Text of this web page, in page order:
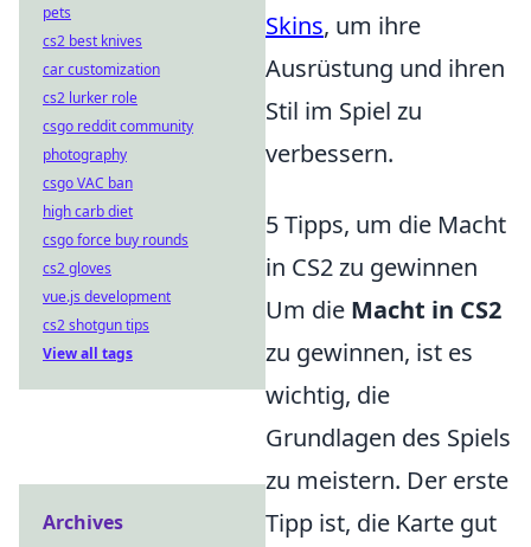
Skins, um ihre
Ausrüstung und ihren
Stil im Spiel zu
verbessern.
5 Tipps, um die Macht
in CS2 zu gewinnen
Um die Macht in CS2
zu gewinnen, ist es
wichtig, die
Grundlagen des Spiels
zu meistern. Der erste
Tipp ist, die Karte gut
pets
cs2 best knives
car customization
cs2 lurker role
csgo reddit community
photography
csgo VAC ban
high carb diet
csgo force buy rounds
cs2 gloves
vue.js development
cs2 shotgun tips
View all tags
Archives